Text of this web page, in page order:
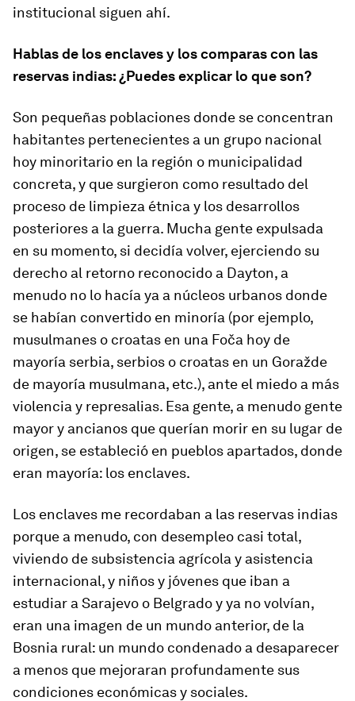
institucional siguen ahí.
Hablas de los enclaves y los comparas con las
reservas indias: ¿Puedes explicar lo que son?
Son pequeñas poblaciones donde se concentran
habitantes pertenecientes a un grupo nacional
hoy minoritario en la región o municipalidad
concreta, y que surgieron como resultado del
proceso de limpieza étnica y los desarrollos
posteriores a la guerra. Mucha gente expulsada
en su momento, si decidía volver, ejerciendo su
derecho al retorno reconocido a Dayton, a
menudo no lo hacía ya a núcleos urbanos donde
se habían convertido en minoría (por ejemplo,
musulmanes o croatas en una Foča hoy de
mayoría serbia, serbios o croatas en un Goražde
de mayoría musulmana, etc.), ante el miedo a más
violencia y represalias. Esa gente, a menudo gente
mayor y ancianos que querían morir en su lugar de
origen, se estableció en pueblos apartados, donde
eran mayoría: los enclaves.
Los enclaves me recordaban a las reservas indias
porque a menudo, con desempleo casi total,
viviendo de subsistencia agrícola y asistencia
internacional, y niños y jóvenes que iban a
estudiar a Sarajevo o Belgrado y ya no volvían,
eran una imagen de un mundo anterior, de la
Bosnia rural: un mundo condenado a desaparecer
a menos que mejoraran profundamente sus
condiciones económicas y sociales.